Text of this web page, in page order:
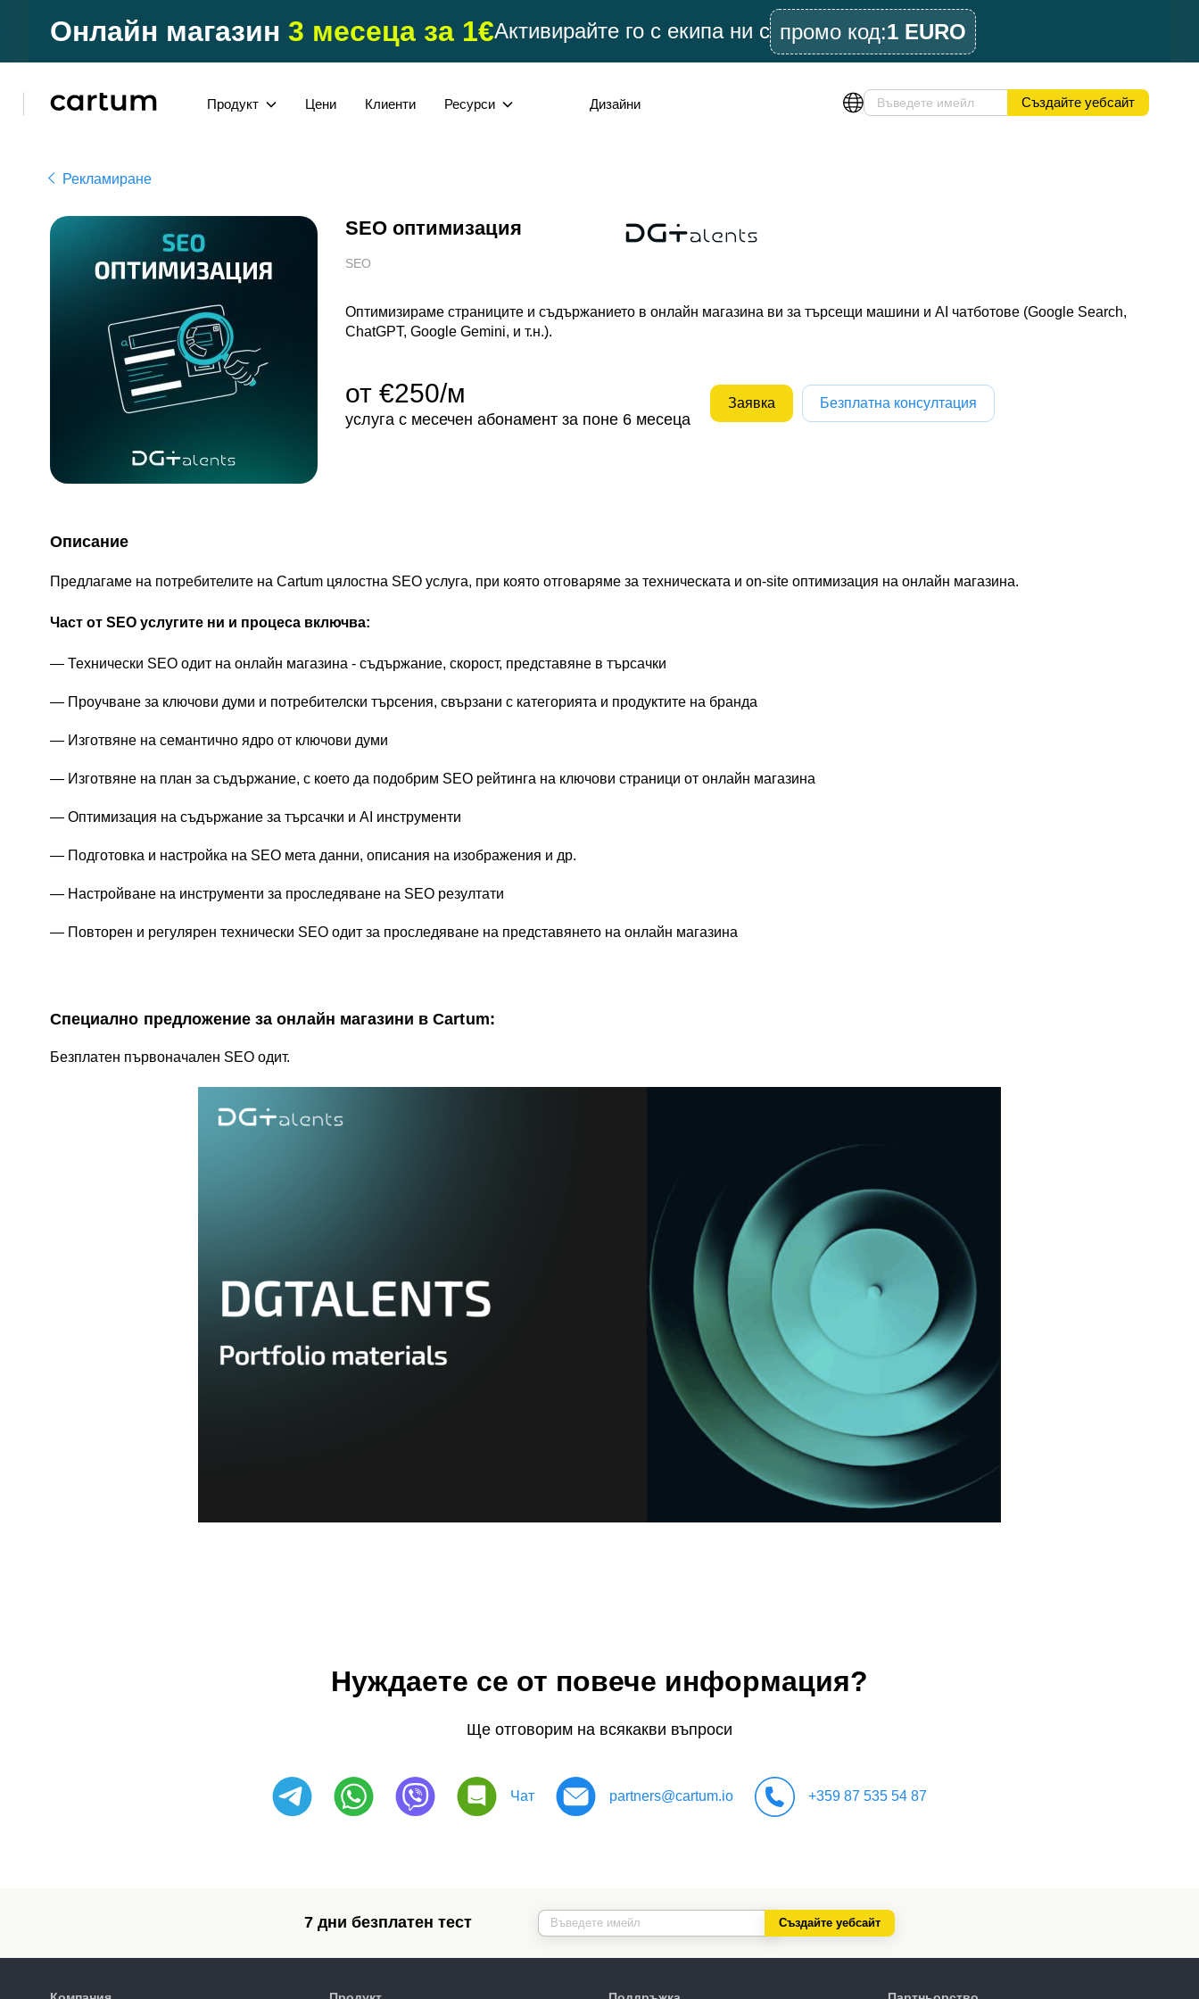
Онлайн магазин 3 месеца за 1€Активирайте го с екипа ни с промо код:1 EURO
Продукт Цени Клиенти Ресурси Дизайни Създайте уебсайт
Рекламиране
SEO оптимизация
SEO
Оптимизираме страниците и съдържанието в онлайн магазина ви за търсещи машини и AI чатботове (Google Search,
ChatGPT, Google Gemini, и т.н.).
от €250/м
услуга с месечен абонамент за поне 6 месеца
Заявка Безплатна консултация
Описание
Предлагаме на потребителите на Cartum цялостна SEO услуга, при която отговаряме за техническата и on-site оптимизация на онлайн магазина.
Част от SEO услугите ни и процеса включва:
Технически SEO одит на онлайн магазина - съдържание, скорост, представяне в търсачки
Проучване за ключови думи и потребителски търсения, свързани с категорията и продуктите на бранда
Изготвяне на семантично ядро от ключови думи
Изготвяне на план за съдържание, с което да подобрим SEO рейтинга на ключови страници от онлайн магазина
Оптимизация на съдържание за търсачки и AI инструменти
Подготовка и настройка на SEO мета данни, описания на изображения и др.
Настройване на инструменти за проследяване на SEO резултати
Повторен и регулярен технически SEO одит за проследяване на представянето на онлайн магазина
Специално предложение за онлайн магазини в Cartum:
Безплатен първоначален SEO одит.
Нуждаете се от повече информация?
Ще отговорим на всякакви въпроси
Чат partners@cartum.io +359 87 535 54 87
7 дни безплатен тест Създайте уебсайт